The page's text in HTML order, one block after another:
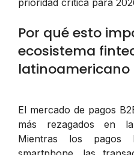
Por qué esto
ecosistema
latinoamericano
El mercado de pagos
más rezagados en
Mientras los